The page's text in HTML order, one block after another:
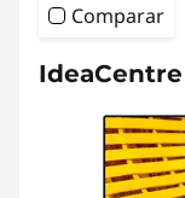
Comparar